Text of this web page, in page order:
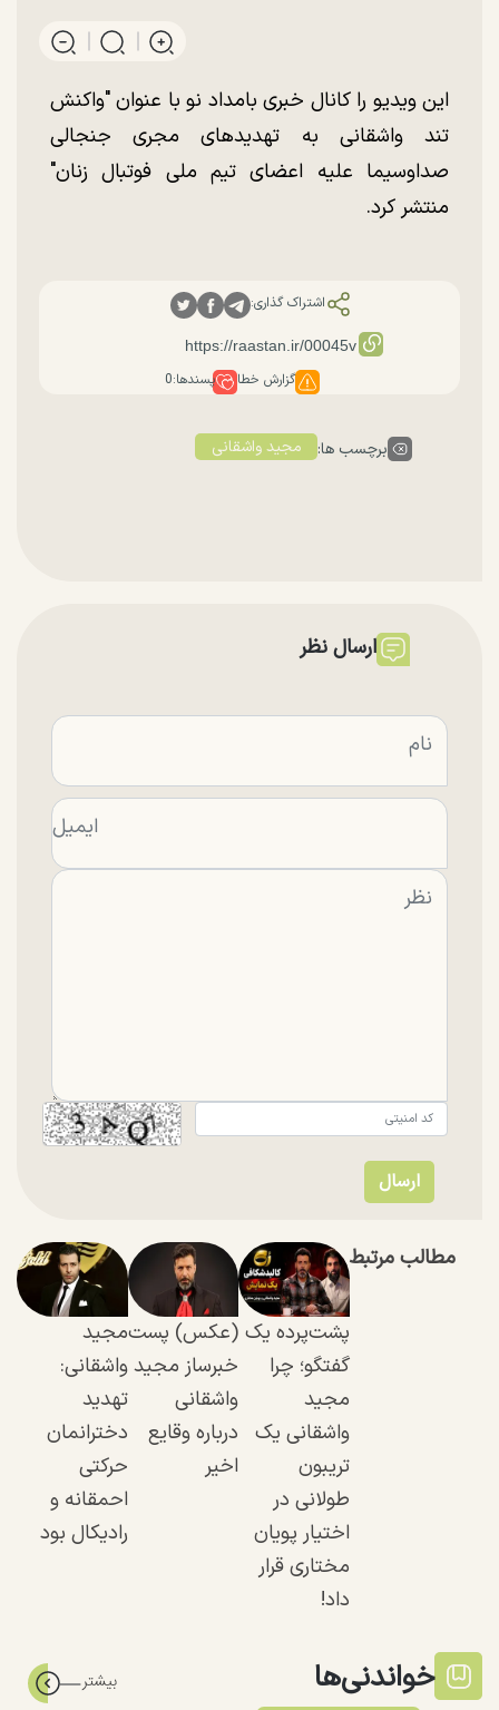
این ویدیو را کانال خبری بامداد نو با عنوان "واکنش
تند واشقانی به تهدید‌های مجری جنجالی
صداوسیما علیه اعضای تیم ملی فوتبال زنان"
منتشر کرد.
اشتراک گذاری:
گزارش خطا پسندها:0
برچسب ها: مجید واشقانی
ارسال نظر
مطالب مرتبط
پشت‌پرده یک
گفتگو؛ چرا
مجید
واشقانی یک
تریبون
طولانی در
اختیار پویان
مختاری قرار
داد!
(عکس) پست
خبرساز مجید
واشقانی
درباره وقایع
اخیر
مجید
واشقانی:
تهدید
دخترانمان
حرکتی
احمقانه و
رادیکال بود
خواندنی‌ها